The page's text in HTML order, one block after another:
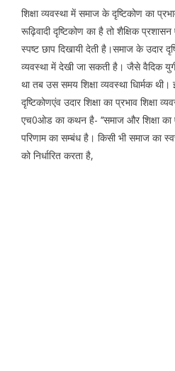
शिक्षा व्यवस्था में समाज के दृष्टिकोण का
रूढ़िवादी दृष्टिकोण का है तो शैक्षिक
स्पष्ट छाप दिखायी देती है।समाज के उदार
व्यवस्था में देखी जा सकती है। जैसे वैदिक
था तब उस समय शिक्षा व्यवस्था धािर्मक
दृष्टिकोणएंव उदार शिक्षा का प्रभाव शिक्षा
एच0ओड का कथन है- ‘‘समाज और शिक्षा
परिणाम का सम्बंध है। किसी भी समाज का
को निर्धारित करता है,